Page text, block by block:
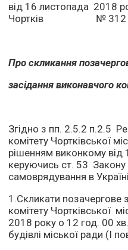
від 16
Чортків № 312
Про скликання
засідання виконавчого
Згідно з пп. 2.5.2 п.2.5
комітету Чортківської
рішенням виконкому
керуючись ст. 53 Закону
самоврядування в
1.Скликати позачергове
комітету Чортківської
2018 року о 12 год. 00
будівлі міської ради (І